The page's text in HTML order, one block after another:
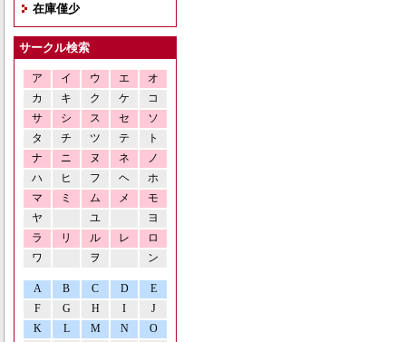
在庫僅少
サークル検索
ア イ ウ エ
オ
カ
キ ク ケ
コ
サ
シ ス セ
ソ
タ
チ ツ テ
ト
ナ
ニ ヌ ネ
ノ
ハ
ヒ フ ヘ
ホ
マ
ミ ム メ
モ
ヤ
ユ
ヨ
ラ
リ ル レ
ロ
ワ
ヲ ン
A B C D
E
F
G H I
J
K
L M N O